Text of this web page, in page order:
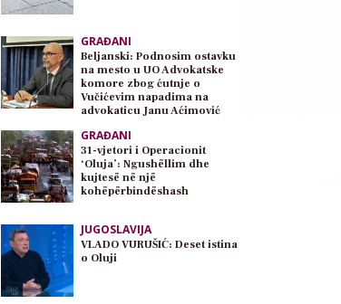
GRAĐANI
Beljanski: Podnosim ostavku
na mesto u UO Advokatske
komore zbog ćutnje o
Vučićevim napadima na
advokaticu Janu Aćimović
GRAĐANI
31-vjetori i Operacionit
‘Oluja’: Ngushëllim dhe
kujtesë në një
kohëpërbindëshash
JUGOSLAVIJA
VLADO VURUŠIĆ: Deset istina
o Oluji